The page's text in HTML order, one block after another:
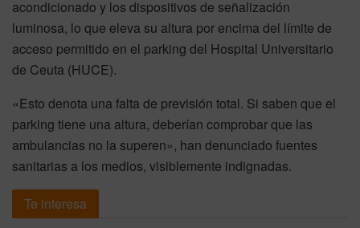
acondicionado y los dispositivos de señalización
luminosa, lo que eleva su altura por encima del límite de
acceso permitido en el parking del Hospital Universitario
de Ceuta (HUCE).
«Esto denota una falta de previsión total. Si saben que el
parking tiene una altura, deberían comprobar que las
ambulancias no la superen», han denunciado fuentes
sanitarias a los medios, visiblemente indignadas.
Te interesa